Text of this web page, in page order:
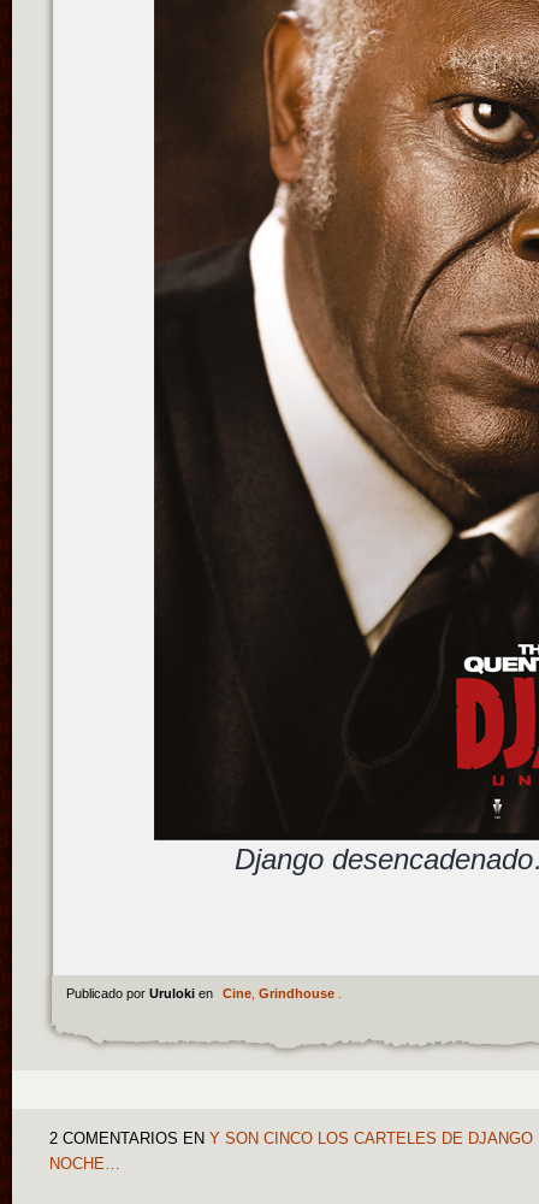
Django
Publicado por Uruloki en Cine, Grindhouse.
2 COMENTARIOS EN Y SON CINCO LOS CARTELES DE
NOCHE…